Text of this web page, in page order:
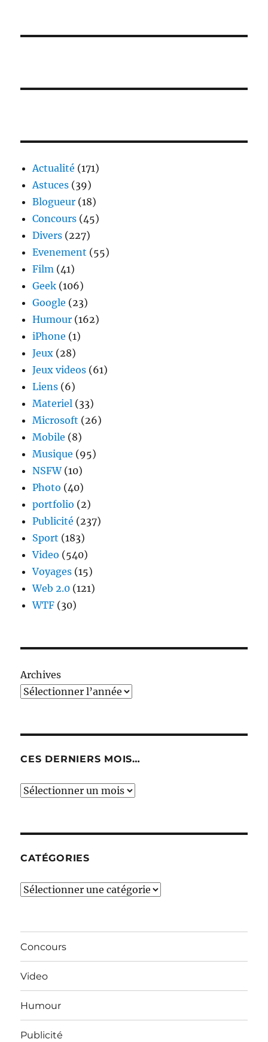
Actualité (171)
Astuces (39)
Blogueur (18)
Concours (45)
Divers (227)
Evenement (55)
Film (41)
Geek (106)
Google (23)
Humour (162)
iPhone (1)
Jeux (28)
Jeux videos (61)
Liens (6)
Materiel (33)
Microsoft (26)
Mobile (8)
Musique (95)
NSFW(10)
Photo (40)
portfolio (2)
Publicité (237)
Sport (183)
Video (540)
Voyages (15)
Web 2.0 (121)
WTF (30)
Archives
CES DERNIERS MOIS…
Ces
CATÉGORIES
Catégories
Concours
Video
Humour
Publicité